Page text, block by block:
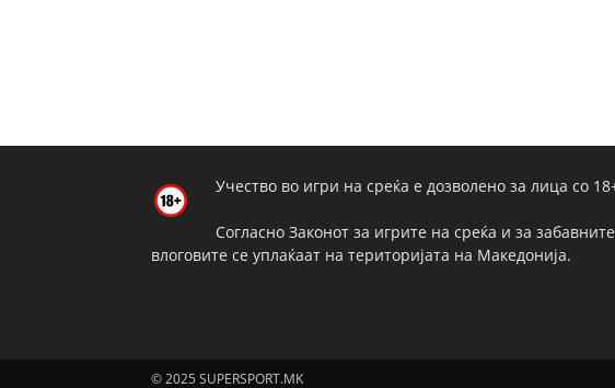
Учество во игри на среќа е дозволено за лица со
Согласно Законот за игрите на среќа и за
влоговите се уплаќаат на територијата на Македонија.
© 2025 SUPERSPORT.MK